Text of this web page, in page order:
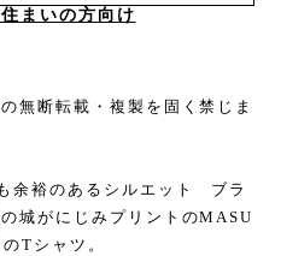
まいの方向け
無断転載・複製を固く禁じま
余裕のあるシルエット ブラ
城がにじみプリントのMASU
Tシャツ。